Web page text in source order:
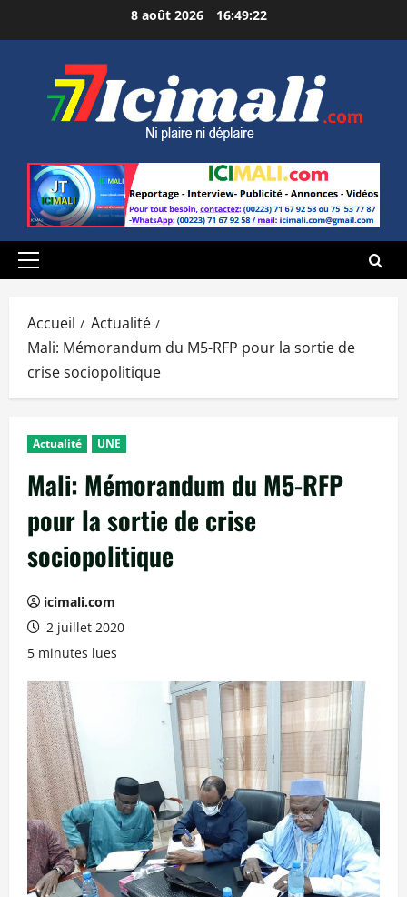
au
8 août 2026 16:49:23
Menu
Accueil
Actualité
Mali: Mémorandum du M5-RFP pour la sortie de
crise sociopolitique
Actualité UNE
Mali: Mémorandum du M5-RFP
pour la sortie de crise
sociopolitique
icimali.com
2 juillet 2020
5 minutes lues